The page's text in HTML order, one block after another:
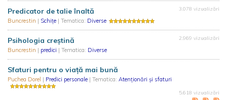
Predicator de talie înaltă
Buncrestin | Schiţe | Tematica: Diverse
3.078 vizualizări
Psihologia creştină
Buncrestin | predici | Tematica: Diverse
2.969 vizualizări
Sfaturi pentru o viață mai bună
Puchea Dorel | Predici personale | Tematica: Atenționări și sfaturi
5.618 vizualizări